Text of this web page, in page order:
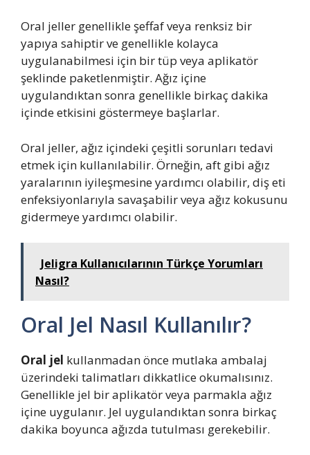
Oral jeller genellikle şeffaf veya renksiz bir
yapıya sahiptir ve genellikle kolayca
uygulanabilmesi için bir tüp veya aplikatör
şeklinde paketlenmiştir. Ağız içine
uygulandıktan sonra genellikle birkaç dakika
içinde etkisini göstermeye başlarlar.
Oral jeller, ağız içindeki çeşitli sorunları tedavi
etmek için kullanılabilir. Örneğin, aft gibi ağız
yaralarının iyileşmesine yardımcı olabilir, diş eti
enfeksiyonlarıyla savaşabilir veya ağız kokusunu
gidermeye yardımcı olabilir.
Jeligra Kullanıcılarının Türkçe Yorumları
Nasıl?
Oral Jel Nasıl Kullanılır?
Oral jel kullanmadan önce mutlaka ambalaj
üzerindeki talimatları dikkatlice okumalısınız.
Genellikle jel bir aplikatör veya parmakla ağız
içine uygulanır. Jel uygulandıktan sonra birkaç
dakika boyunca ağızda tutulması gerekebilir.